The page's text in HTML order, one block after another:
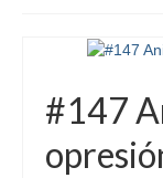
#147